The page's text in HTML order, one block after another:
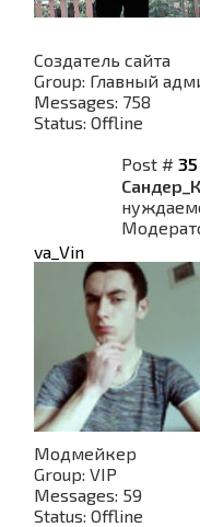
Создатель сайта
Group: Главный
Messages: 758
Status: Offline
Post # 35
va_Vin
Модмейкер
Group: VIP
Messages: 59
Status: Offline